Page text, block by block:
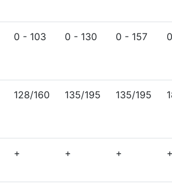
0 - 103 0 - 130 0 - 157
128/160 135/195 135/195
+ + +